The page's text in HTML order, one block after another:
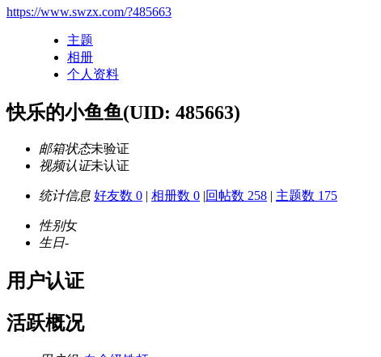
https://www.swzx.com/?485663
主题
相册
个人资料
快乐的小鱼鱼(UID: 485663)
邮箱状态未验证
视频认证未认证
统计信息 好友数 0 | 相册数 0 |回帖数 258 | 主题数 175
性别女
生日-
用户认证
活跃概况